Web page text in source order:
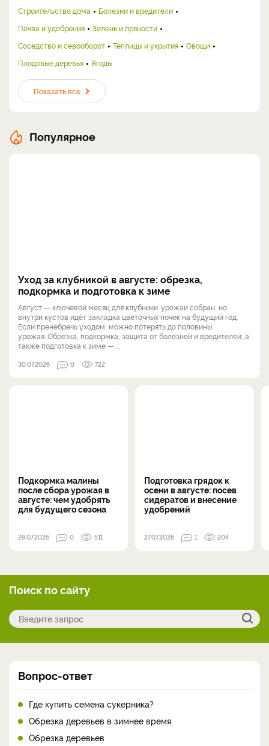
Строительство дома
Болезни и вредители
Почва и удобрения
Зелень и пряности
Соседство и севооборот
Теплицы и укрытия
Овощи
Плодовые деревья
Ягоды
Показать все
Популярное
Уход за клубникой в августе: обрезка,
подкормка и подготовка к зиме
Август — ключевой месяц для клубники: урожай собран, но
внутри кустов идёт закладка цветочных почек на будущий год.
Если пренебречь уходом, можно потерять до половины
урожая. Обрезка, подкормка, защита от болезней и вредителей, а
также подготовка к зиме — ...
30.07.2026 0 722
Подкормка малины
после сбора урожая в
августе: чем удобрять
для будущего сезона
29.07.2026 0 511
Подготовка грядок к
осени в августе: посев
сидератов и внесение
удобрений
27.07.2026 1 204
Поиск по сайту
Вопрос-ответ
Где купить семена сукерника?
Обрезка деревьев в зимнее время
Обрезка деревьев